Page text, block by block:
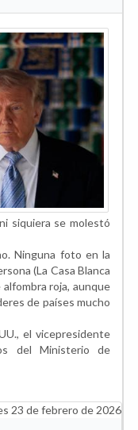
siquiera se molestó
Ninguna foto en la
(La Casa Blanca
roja, aunque
de países mucho
el vicepresidente
del Ministerio de
23 de febrero de 2026